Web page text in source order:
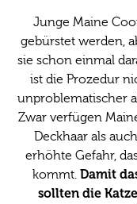
Junge Maine
gebürstet werden,
sie schon einmal
ist die Prozedur
unproblematischer
Zwar verfügen
Deckhaar als
erhöhte Gefahr,
kommt. Damit
sollten die